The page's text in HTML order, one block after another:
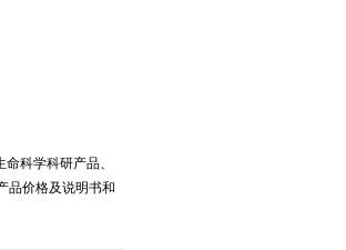
科学科研产品、
品价格及说明书和